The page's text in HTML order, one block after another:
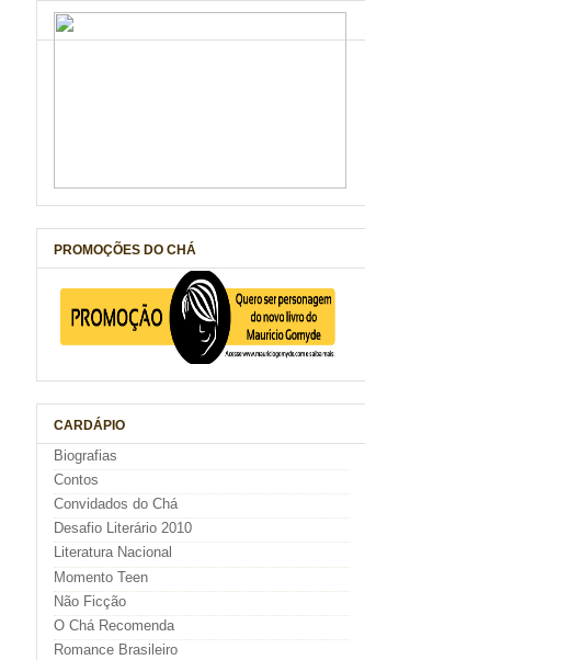
PROMOÇÕES DO CHÁ
CARDÁPIO
Biografias
Contos
Convidados do Chá
Desafio Literário 2010
Literatura Nacional
Momento Teen
Não Ficção
O Chá Recomenda
Romance Brasileiro